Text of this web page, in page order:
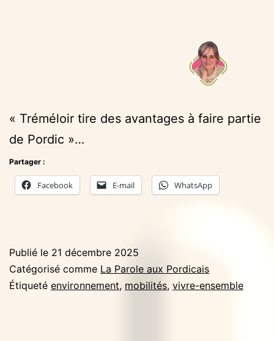
« Tréméloir tire des avantages à faire partie
de Pordic »…
Partager :
Facebook E-mail WhatsApp
Publié le 21 décembre 2025
Catégorisé comme La Parole aux Pordicais
Étiqueté environnement, mobilités, vivre-ensemble